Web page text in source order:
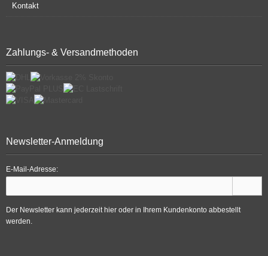
Kontakt
Zahlungs- & Versandmethoden
Newsletter-Anmeldung
E-Mail-Adresse:
Der Newsletter kann jederzeit hier oder in Ihrem Kundenkonto abbestellt
werden.